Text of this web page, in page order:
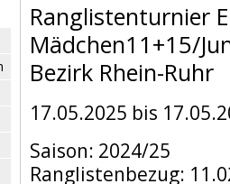
Ranglistenturnier
Mädchen11+15/
Bezirk Rhein-Ruhr
17.05.2025 bis
Saison: 2024/25
Ranglistenbezug: